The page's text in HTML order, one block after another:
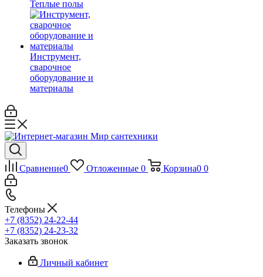
Теплые полы
Инструмент,
сварочное
оборудование и
материалы
Сравнение0 Отложенные 0 Корзина0 0
Телефоны
+7 (8352) 24-22-44
+7 (8352) 24-23-32
Заказать звонок
Личный кабинет